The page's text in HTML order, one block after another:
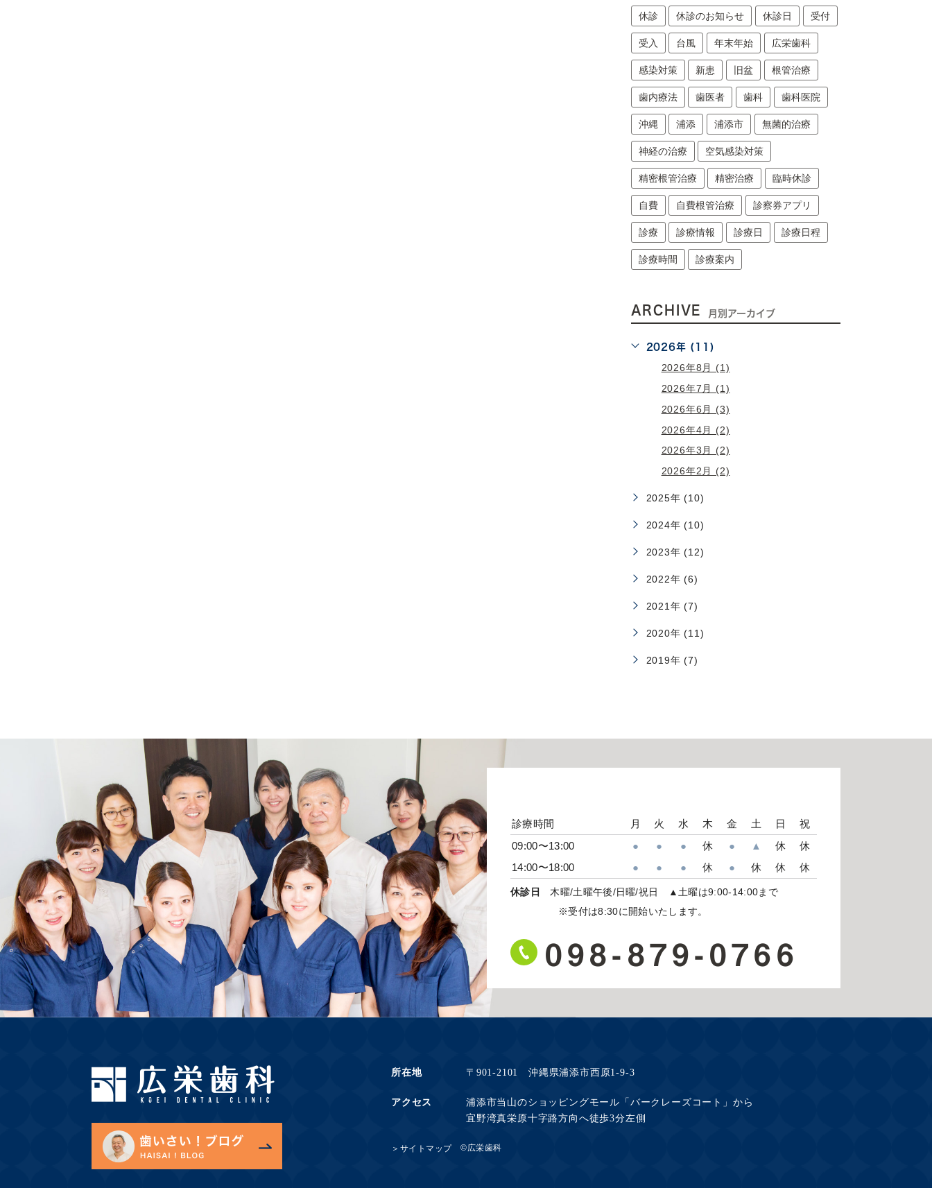
休診 休診のお知らせ 休診日 受付
受入 台風 年末年始 広栄歯科
感染対策 新患 旧盆 根管治療
歯内療法 歯医者 歯科 歯科医院
沖縄 浦添 浦添市 無菌的治療
神経の治療 空気感染対策
精密根管治療 精密治療 臨時休診
自費 自費根管治療 診察券アプリ
診療 診療情報 診療日 診療日程
診療時間 診療案内
ARCHIVE 月別アーカイブ
2026年 (11)
2026年8月 (1)
2026年7月 (1)
2026年6月 (3)
2026年4月 (2)
2026年3月 (2)
2026年2月 (2)
2025年 (10)
2024年 (10)
2023年 (12)
2022年 (6)
2021年 (7)
2020年 (11)
2019年 (7)
診療時間 月 火 水 木 金 土 日
祝
09:00〜13:00
● ● ● 休 ● ▲ 休
休
14:00〜18:00
● ● ● 休 ● 休 休 休
休診日 木曜/土曜午後/日曜/祝日
▲土曜は9:00-14:00まで
※受付は8:30に開始いたします。
098-879-0766
所在地 〒901-2101 沖縄県浦添市西原1-9-3
アクセス
浦添市当山のショッピングモール「バークレーズコート」から
宜野湾真栄原十字路方向へ徒歩3分左側
＞サイトマップ ©広栄歯科